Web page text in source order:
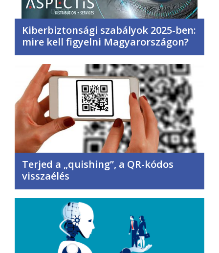
Kiberbiztonsági szabályok 2025-ben:
mire kell figyelni Magyarországon?
Terjed a „quishing”, a QR-kódos
visszaélés